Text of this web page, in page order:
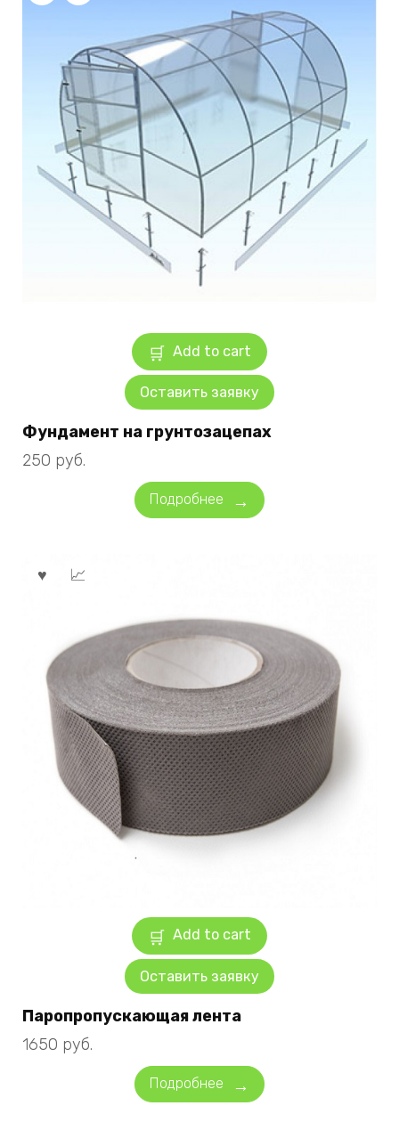
Add to cart
Оставить заявку
Фундамент на грунтозацепах
250 руб.
Подробнее
Add to cart
Оставить заявку
Паропропускающая лента
1650 руб.
Подробнее